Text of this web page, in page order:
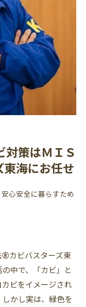
対策はＭＩＳ
海にお任せ
心安全に暮らすため
®カビバスターズ東
中で、「カビ」と
ビをイメージされ
かし実は、緑色を